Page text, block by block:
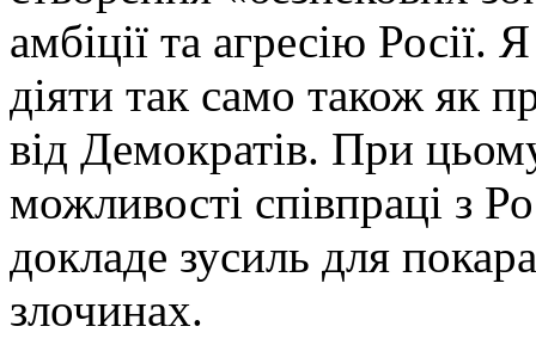
амбіції та агресію Росії.
діяти так само також як
від Демократів. При
можливості співпраці з
докладе зусиль для
злочинах.